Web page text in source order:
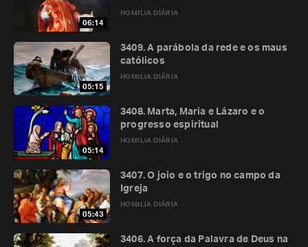
06:14
HOMILIA DIÁRIA
05:15
HOMILIA DIÁRIA
3409. A parábola da rede e os maus
católicos
05:14
HOMILIA DIÁRIA
3408. Marta, Maria e Lázaro e o
progresso espiritual
05:43
HOMILIA DIÁRIA
3407. O joio e o trigo no campo da
Igreja
3406. A força da Palavra de Deus na